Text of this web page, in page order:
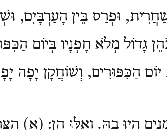
וּפְרַס בֵּין הָעַרְבָּיִם,
גָדֹול מְלֹא חָפְנָיו בְּיוֹם
הַכִּפּוּרִים, וְשׁוֹחֲקָן יָפָה
הָיוּ בָהּ. וְאֵלּוּ הֵן: )א)